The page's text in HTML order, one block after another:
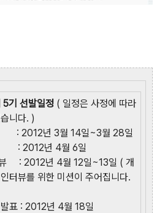
5기 선발일정 ( 일정은 사정에 따라
니다. )
: 2012년 3월 14일~3월 28일
: 2012년 4월 6일
: 2012년 4월 12일~13일 ( 개
터뷰를 위한 미션이 주어집니다.
표 : 2012년 4월 18일